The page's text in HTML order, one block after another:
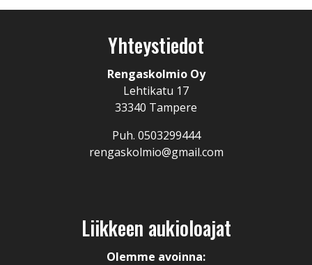
Yhteystiedot
Rengaskolmio Oy
Lehtikatu 17
33340 Tampere
Puh. 0503299444
rengaskolmio@gmail.com
Liikkeen aukioloajat
Olemme avoinna: